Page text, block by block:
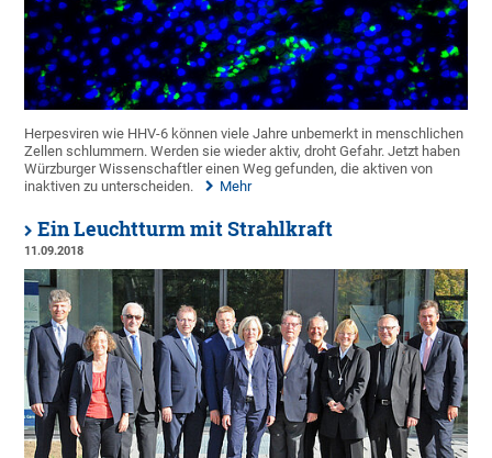
Herpesviren wie HHV-6 können viele Jahre unbemerkt in menschlichen
Zellen schlummern. Werden sie wieder aktiv, droht Gefahr. Jetzt haben
Würzburger Wissenschaftler einen Weg gefunden, die aktiven von
inaktiven zu unterscheiden.
Mehr
Ein Leuchtturm mit Strahlkraft
11.09.2018